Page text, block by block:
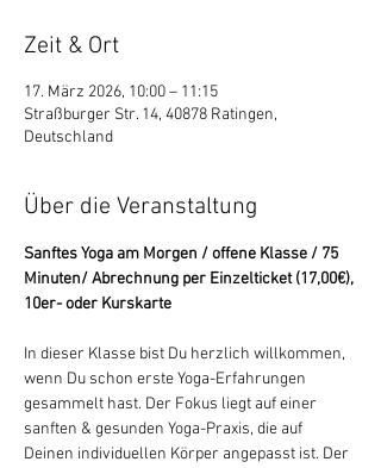
Zeit & Ort
17. März 2026, 10:00 – 11:15
Straßburger Str. 14, 40878 Ratingen,
Deutschland
Über die Veranstaltung
Sanftes Yoga am Morgen / offene Klasse / 75
Minuten/ Abrechnung per Einzelticket (17,00€),
10er- oder Kurskarte
In dieser Klasse bist Du herzlich willkommen,
wenn Du schon erste Yoga-Erfahrungen
gesammelt hast. Der Fokus liegt auf einer
sanften & gesunden Yoga-Praxis, die auf
Deinen individuellen Körper angepasst ist. Der